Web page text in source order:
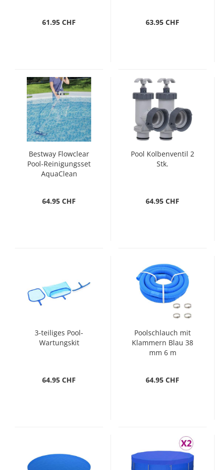
61.95 CHF 63.95 CHF
Bestway Flowclear
Pool-Reinigungsset
AquaClean
64.95 CHF
Pool Kolbenventil 2
Stk.
64.95 CHF
3-teiliges Pool-
Wartungskit
64.95 CHF
Poolschlauch mit
Klammern Blau 38
mm 6 m
64.95 CHF